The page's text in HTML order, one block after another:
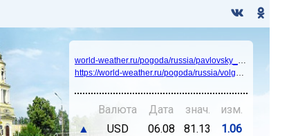
world-weather.ru/pogoda/russia/pavlovsky_posad/14days/
https://world-weather.ru/pogoda/russia/volgograd/
Валюта Дата знач.
изм.
▲
USD 06.08 81.13
1.06